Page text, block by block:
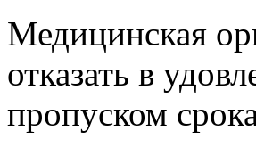
Медицинская
отказать в
пропуском